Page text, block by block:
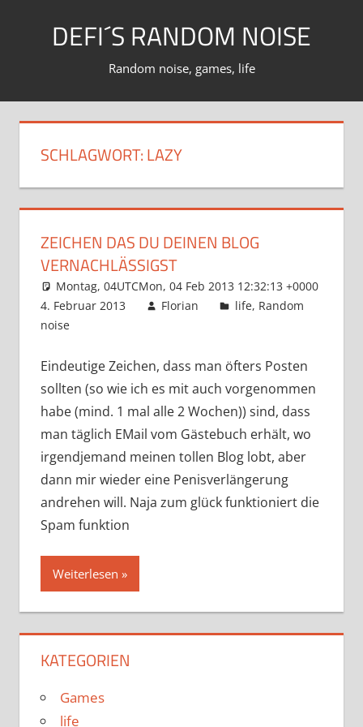
DEFI´S RANDOM NOISE
Random noise, games, life
SCHLAGWORT:LAZY
ZEICHEN DAS DU DEINEN BLOG
VERNACHLÄSSIGST
Montag, 04UTCMon, 04 Feb 2013 12:32:13 +0000
4. Februar 2013
Florian life, Random
noise
Eindeutige Zeichen, dass man öfters Posten
sollten (so wie ich es mit auch vorgenommen
habe (mind. 1 mal alle 2 Wochen)) sind, dass
man täglich EMail vom Gästebuch erhält, wo
irgendjemand meinen tollen Blog lobt, aber
dann mir wieder eine Penisverlängerung
andrehen will. Naja zum glück funktioniert die
Spam funktion
Weiterlesen
KATEGORIEN
Games
life